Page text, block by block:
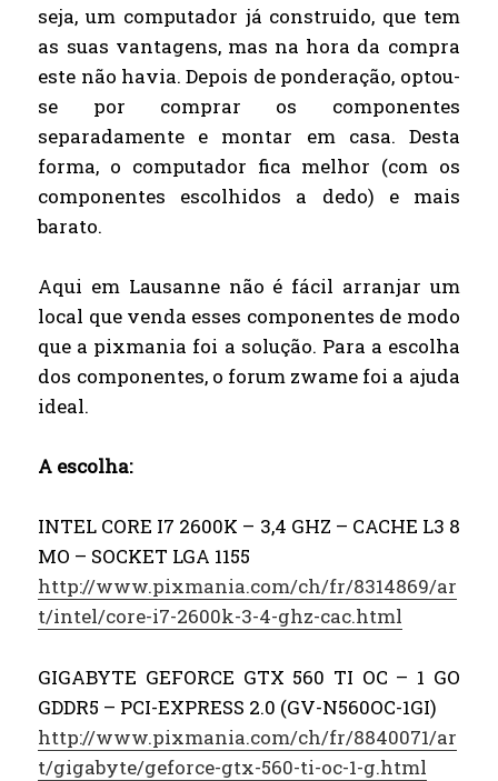
seja, um computador já construido, que tem
as suas vantagens, mas na hora da compra
este não havia. Depois de ponderação, optou-
se por comprar os componentes
separadamente e montar em casa. Desta
forma, o computador fica melhor (com os
componentes escolhidos a dedo) e mais
barato.
Aqui em Lausanne não é fácil arranjar um
local que venda esses componentes de modo
que a pixmania foi a solução. Para a escolha
dos componentes, o forum zwame foi a ajuda
ideal.
A escolha:
INTEL CORE I7 2600K – 3,4 GHZ – CACHE L3 8
MO – SOCKET LGA 1155
http://www.pixmania.com/ch/fr/8314869/ar
t/intel/core-i7-2600k-3-4-ghz-cac.html
GIGABYTE GEFORCE GTX 560 TI OC – 1 GO
GDDR5 – PCI-EXPRESS 2.0 (GV-N560OC-1GI)
http://www.pixmania.com/ch/fr/8840071/ar
t/gigabyte/geforce-gtx-560-ti-oc-1-g.html